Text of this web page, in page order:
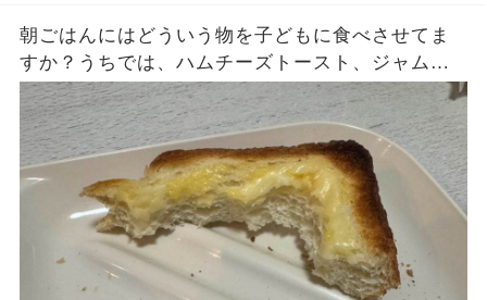
朝ごはんにはどういう物を子どもに食べさせてま
すか？うちでは、ハムチーズトースト、ジャムト
ースト、ピーナッツバタートーストをよく作りま
す。やっぱこんなんダメよね…